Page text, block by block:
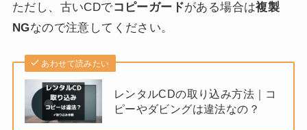
ただし、古いCDでコピーガードがある場合は複製
NGなので注意してください。
あわせて読みたい
レンタルCDの取り込み方法｜コ
ピーやダビングは違法なの？